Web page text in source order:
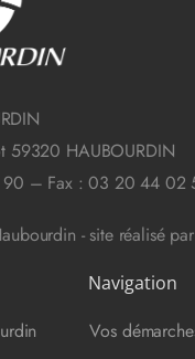
59320 HAUBOURDIN
– Fax : 03 20 44 02
- site réalisé par
Navigation
Vos